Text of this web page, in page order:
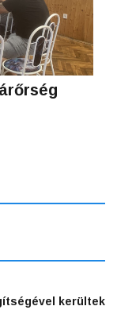
kerültek